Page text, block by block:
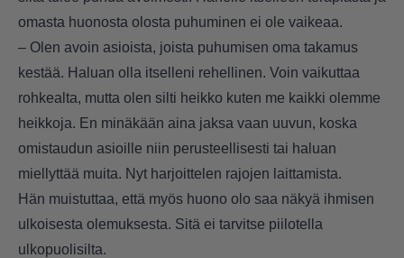
omasta huonosta olosta puhuminen ei ole vaikeaa.
– Olen avoin asioista, joista puhumisen oma takamus
kestää. Haluan olla itselleni rehellinen. Voin vaikuttaa
rohkealta, mutta olen silti heikko kuten me kaikki olemme
heikkoja. En minäkään aina jaksa vaan uuvun, koska
omistaudun asioille niin perusteellisesti tai haluan
miellyttää muita. Nyt harjoittelen rajojen laittamista.
Hän muistuttaa, että myös huono olo saa näkyä ihmisen
ulkoisesta olemuksesta. Sitä ei tarvitse piilotella
ulkopuolisilta.